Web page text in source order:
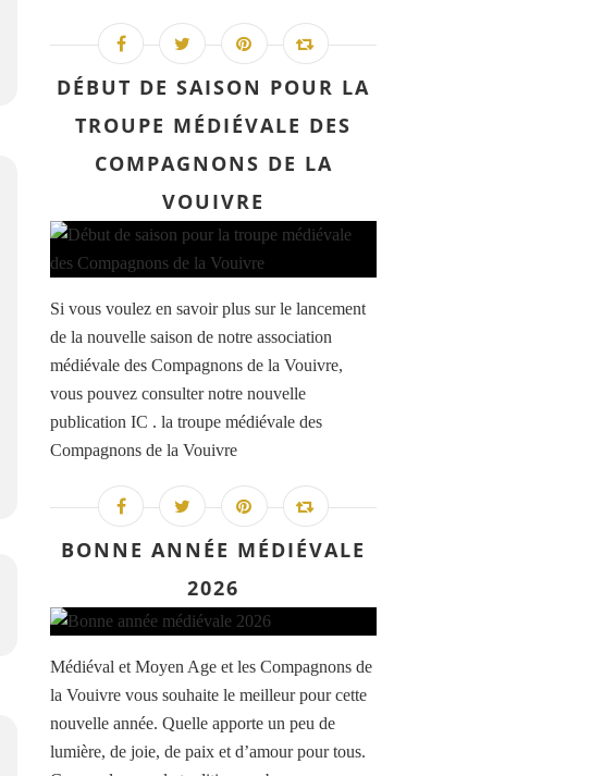
DÉBUT DE SAISON POUR LA
TROUPE MÉDIÉVALE DES
COMPAGNONS DE LA
VOUIVRE
Si vous voulez en savoir plus sur le lancement
de la nouvelle saison de notre association
médiévale des Compagnons de la Vouivre,
vous pouvez consulter notre nouvelle
publication IC . la troupe médiévale des
Compagnons de la Vouivre
BONNE ANNÉE MÉDIÉVALE
2026
Médiéval et Moyen Age et les Compagnons de
la Vouivre vous souhaite le meilleur pour cette
nouvelle année. Quelle apporte un peu de
lumière, de joie, de paix et d’amour pour tous.